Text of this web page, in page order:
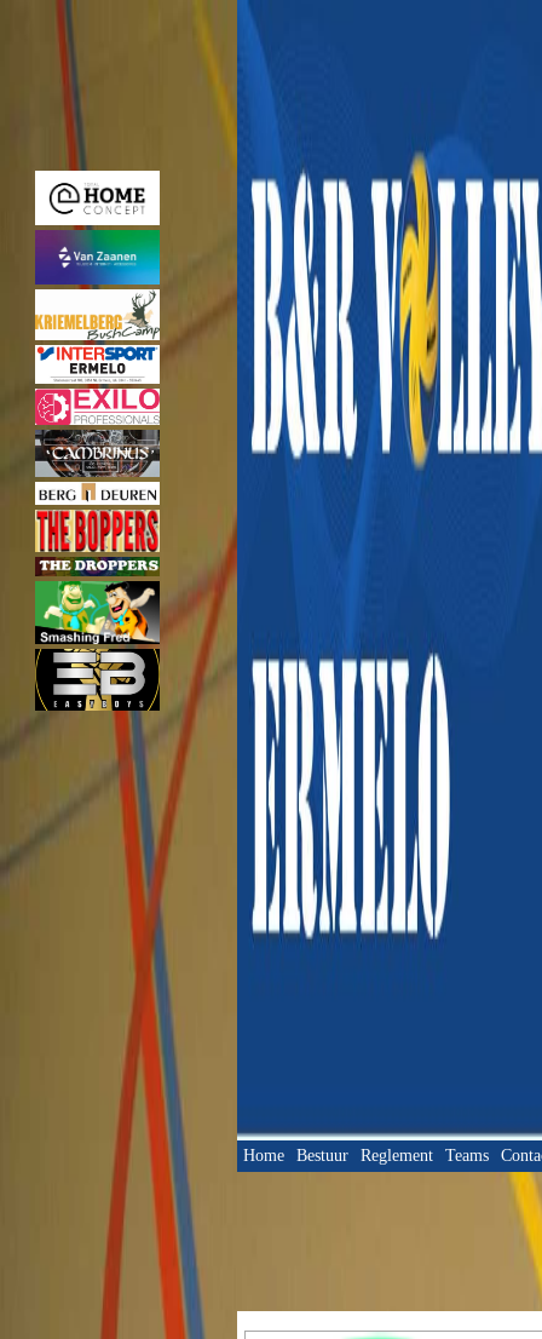
Home Bestuur Reglement Teams